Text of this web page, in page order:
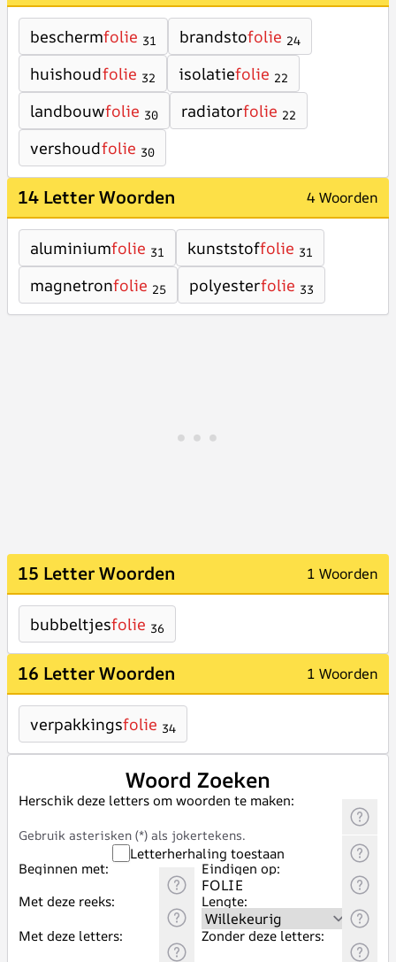
beschermfolie 31 brandstofolie 24
huishoudfolie 32 isolatiefolie 22
landbouwfolie 30 radiatorfolie 22
vershoudfolie 30
14 Letter Woorden 4 Woorden
aluminiumfolie 31 kunststoffolie 31
magnetronfolie 25 polyesterfolie 33
15 Letter Woorden 1 Woorden
bubbeltjesfolie 36
16 Letter Woorden 1 Woorden
verpakkingsfolie 34
Woord Zoeken
Herschik deze letters om woorden te maken:
Gebruik asterisken (*) als jokertekens.
Letterherhaling toestaan
Beginnen met:
Eindigen op:
Met deze reeks:
Lengte:
Met deze letters:
Zonder deze letters: